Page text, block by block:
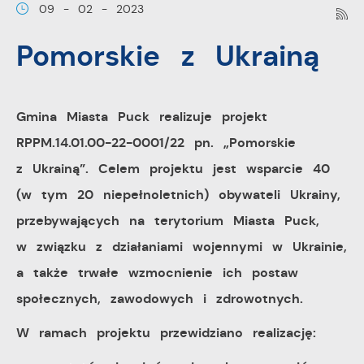
09 - 02 - 2023
Pomorskie z Ukrainą
Gmina Miasta Puck realizuje projekt
RPPM.14.01.00-22-0001/22 pn. „Pomorskie
z Ukrainą”. Celem projektu jest wsparcie 40
(w tym 20 niepełnoletnich) obywateli Ukrainy,
przebywających na terytorium Miasta Puck,
w związku z działaniami wojennymi w Ukrainie,
a także trwałe wzmocnienie ich postaw
społecznych, zawodowych i zdrowotnych.
W ramach projektu przewidziano realizację:
Ciebie działania w celu m.in. dostosowania Twoich
wypełniania formularzy. Dzięki plikom cookies strona, z
Funkcjonalne i personalizacyjne
oraz personalizację określonych funkcjonalności czy
prezentowanych treści.
Dzięki tym plikom cookies możemy zapewnić Ci
większy komfort korzystania z funkcjonalności naszej
strony poprzez dopasowanie jej do Twoich
indywidualnych preferencji. Wyrażenie zgody na
funkcjonalne i personalizacyjne pliki cookies gwarantuje
Analityczne
Analityczne pliki cookies pomagają nam rozwijać się i
dostosowywać do Twoich potrzeb.
w zakresie wykorzystywania witryny internetowej,
Więcej